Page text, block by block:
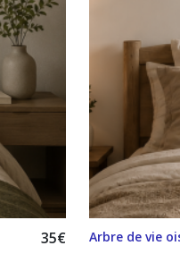
35€ Arbre de vie